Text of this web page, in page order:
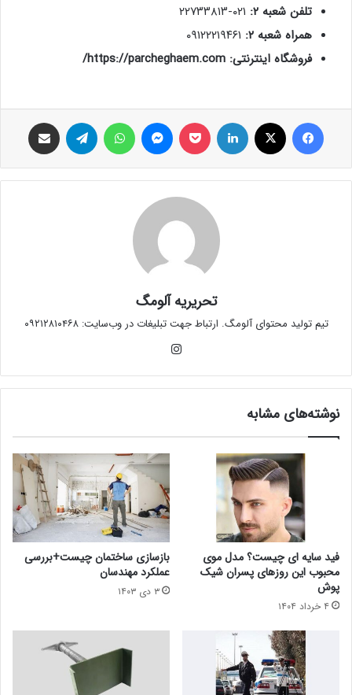
تلفن شعبه ۲:
همراه شعبه ۲:
فروشگاه اینترنتی: https://parcheghaem.com/
تحریریه آلومگ
تیم تولید محتوای آلومگ. ارتباط جهت تبلیغات در وب‌سایت: ۰۹۲۱۲۸۱۰۴۶۸
گرام
نوشته‌های مشابه
فید سایه ای چیست؟ مدل موی
محبوب این روزهای پسران شیک
پوش
۴ خرداد ۱۴۰۴
بازسازی ساختمان چیست+بررسی
عملکرد مهندسان
۳ دی ۱۴۰۳